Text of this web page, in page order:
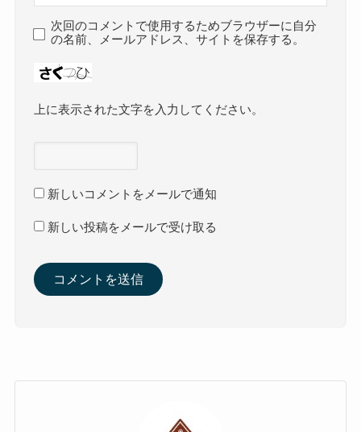
次回のコメントで使用するためブラウザーに自分
の名前、メールアドレス、サイトを保存する。
上に表示された文字を入力してください。
新しいコメントをメールで通知
新しい投稿をメールで受け取る